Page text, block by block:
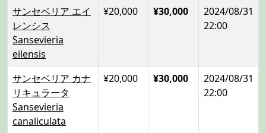
サンセベリア エイ
レンシス
Sansevieria
eilensis
¥20,000 ¥30,000
2024/08/31
22:00
サンセベリア カナ
リキュラータ
Sansevieria
canaliculata
¥20,000 ¥30,000
2024/08/31
22:00